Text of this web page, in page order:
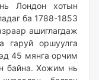
Лондон хотын
ба 1788-1853
ашиглагдаж
гаруй оршуулга
45 мянга орчим
байна. Хожим нь